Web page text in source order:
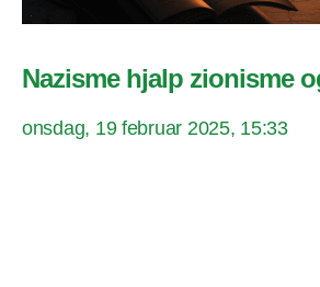
Nazisme hjalp zionisme
onsdag, 19 februar 2025, 15:33